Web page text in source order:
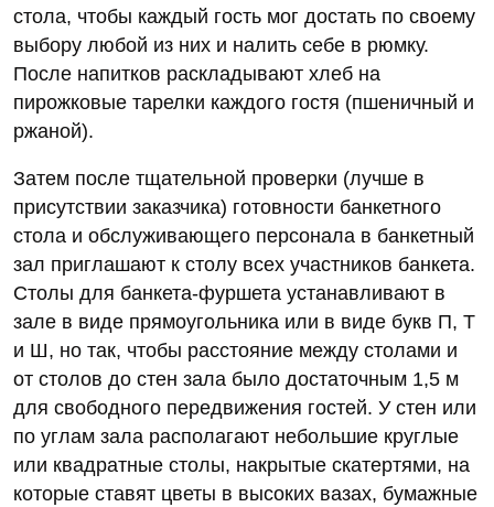
стола, чтобы каждый гость мог достать по своему
выбору любой из них и налить себе в рюмку.
После напитков раскладывают хлеб на
пирожковые тарелки каждого гостя (пшеничный и
ржаной).
Затем после тщательной проверки (лучше в
присутствии заказчика) готовности банкетного
стола и обслуживающего персонала в банкетный
зал приглашают к столу всех участников банкета.
Столы для банкета-фуршета устанавливают в
зале в виде прямоугольника или в виде букв П, Т
и Ш, но так, чтобы расстояние между столами и
от столов до стен зала было достаточным 1,5 м
для свободного передвижения гостей. У стен или
по углам зала располагают небольшие круглые
или квадратные столы, накрытые скатертями, на
которые ставят цветы в высоких вазах, бумажные